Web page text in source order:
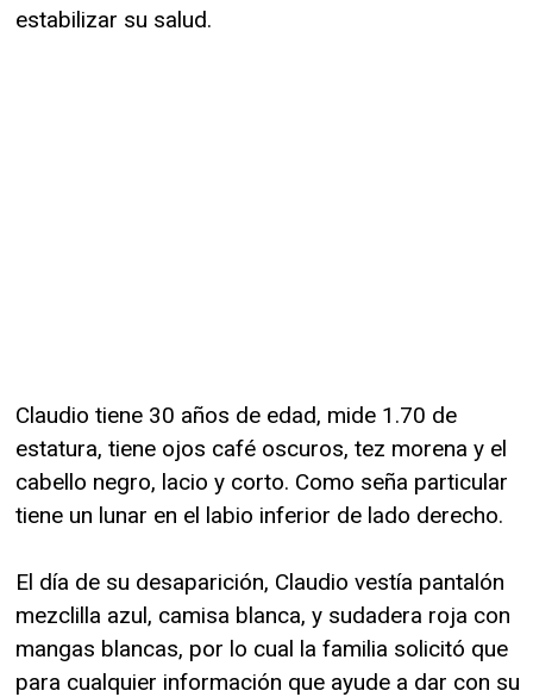
estabilizar su salud.
Claudio tiene 30 años de edad, mide 1.70 de
estatura, tiene ojos café oscuros, tez morena y el
cabello negro, lacio y corto. Como seña particular
tiene un lunar en el labio inferior de lado derecho.
El día de su desaparición, Claudio vestía pantalón
mezclilla azul, camisa blanca, y sudadera roja con
mangas blancas, por lo cual la familia solicitó que
para cualquier información que ayude a dar con su